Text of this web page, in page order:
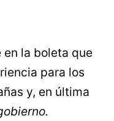
en la boleta que
para los
y, en última